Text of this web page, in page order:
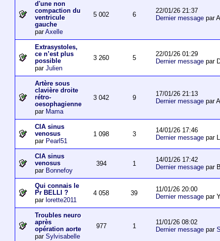
d'une non
compaction du
ventricule
gauche
parAxelle
5 002 6
22/01/26 21:37
Dernier messagepar
Extrasystoles,
ce n’est plus
possible
par Julien
3 260 5
22/01/26 01:29
Dernier messagepar
Artère sous
clavière droite
rétro-
oesophagienne
par Mama
3 042 9
17/01/26 21:13
Dernier messagepar
CIA sinus
venosus
par Pearl51
1 098 3
14/01/26 17:46
Dernier messagepar
CIA sinus
venosus
par Bonnefoy
394 1
14/01/26 17:42
Dernier messagepar
Qui connais le
Pr BELLI ?
par lorette2011
4 058 39
11/01/26 20:00
Dernier messagepar
Troubles neuro
après
opération aorte
par Sylvisabelle
977 1
11/01/26 08:02
Dernier messagepar